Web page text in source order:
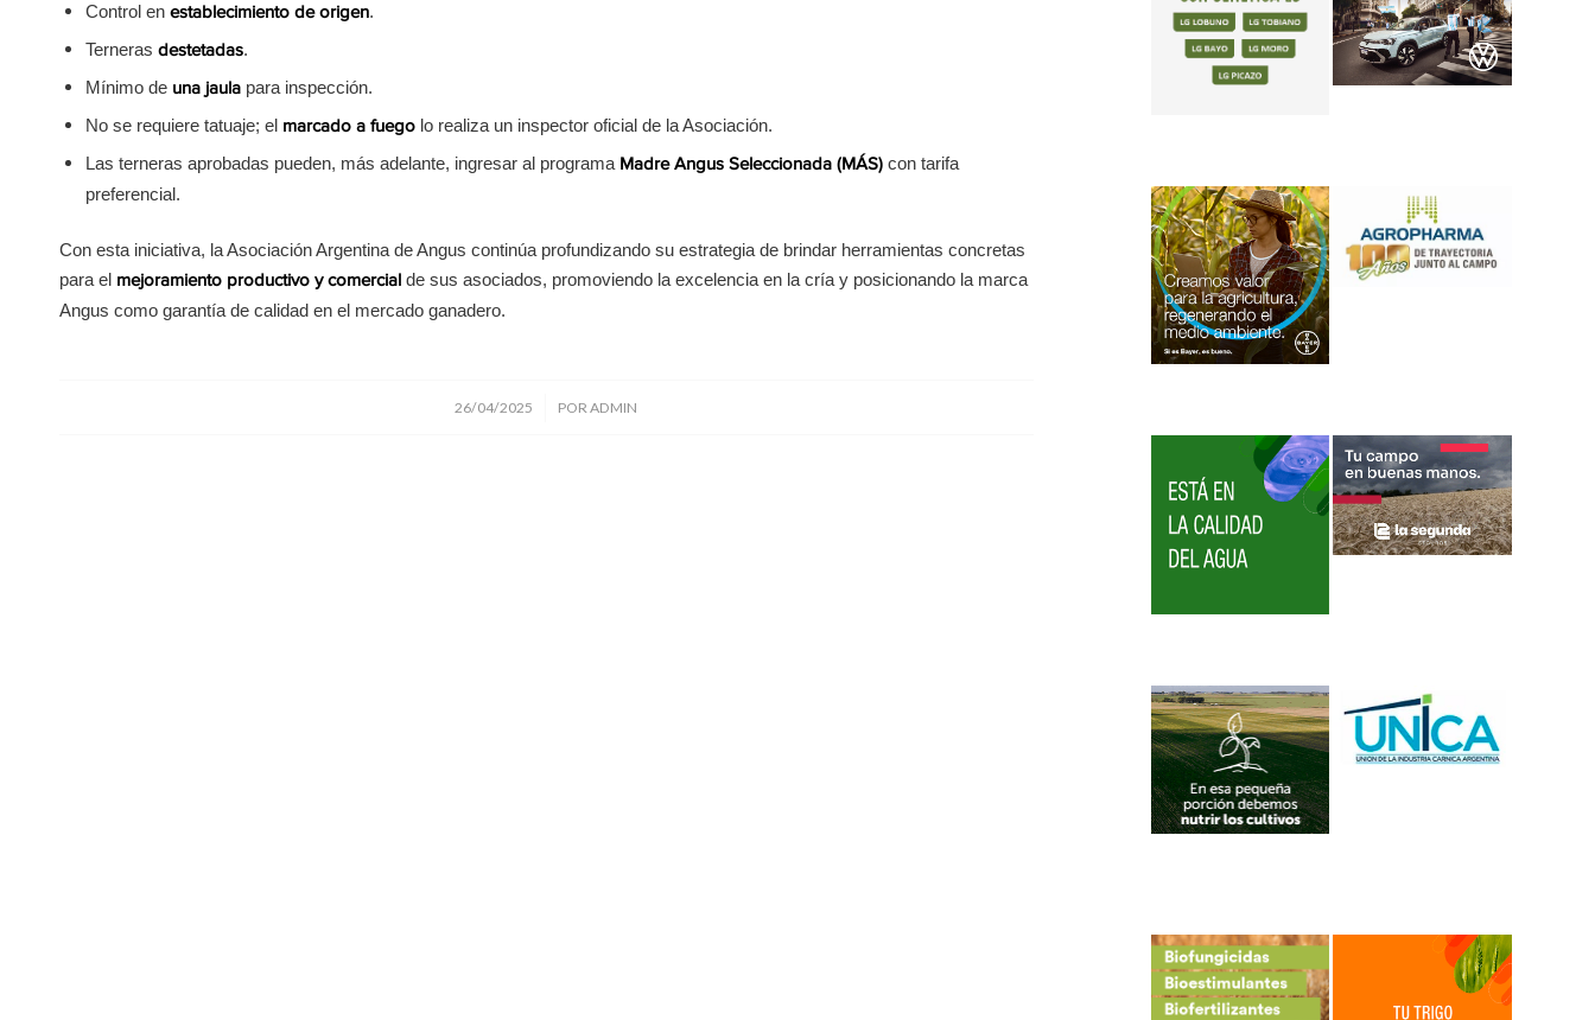
Control en establecimiento de origen.
Terneras destetadas.
Mínimo de una jaula para inspección.
No se requiere tatuaje; el marcado a fuego lo realiza un inspector oficial de la Asociación.
Las terneras aprobadas pueden, más adelante, ingresar al programa Madre Angus Seleccionada (MÁS) con tarifa
preferencial.
Con esta iniciativa, la Asociación Argentina de Angus continúa profundizando su estrategia de brindar herramientas concretas
para el mejoramiento productivo y comercial de sus asociados, promoviendo la excelencia en la cría y posicionando la marca
Angus como garantía de calidad en el mercado ganadero.
26/04/2025
/ PORADMIN